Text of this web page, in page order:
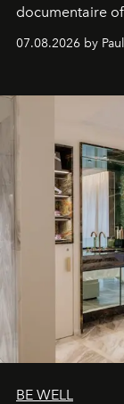
documentaire
inédites et
générationnel.
07.08.2026 by
BE WELL